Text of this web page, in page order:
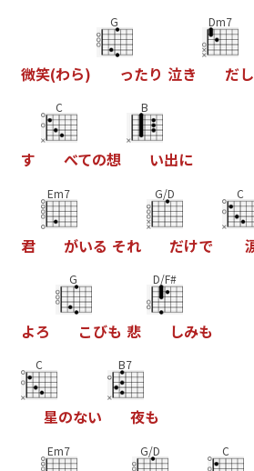
微笑(わら)
G
ったり 泣き
Dm7
だし
す
C
べての想
B
い出に
君
Em7
がいる それ
G/D
だけで
C
よろ
G
こびも 悲
D/F#
しみも
C
星のない
B7
夜も
Em7 G/D C